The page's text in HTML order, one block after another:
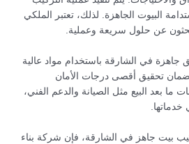
البيوت الجاهزة. لذلك، تعتبر الملكي
يبحثون عن حلول سريعة وعملية.
جاهزة في الشارقة باستخدام مواد عالية
تحقيق أقصى درجات الأمان
ما بعد البيع مثل الصيانة والدعم الفني،
خدماتها.
بيت جاهز في الشارقة، فإن شركة بناء